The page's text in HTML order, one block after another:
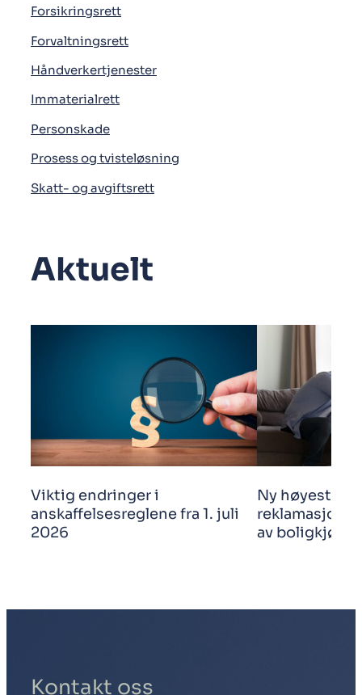
Forsikringsrett
Forvaltningsrett
Håndverkertjenester
Immaterialrett
Personskade
Prosess og tvisteløsning
Skatt- og avgiftsrett
Aktuelt
Viktig endringer i
anskaffelsesreglene fra 1. juli
2026
Ny
av boligkjøp
Kontakt oss